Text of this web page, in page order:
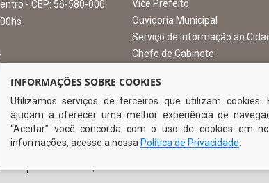
EXIBIR
- CEP: 56-580-000
O Prefeito
Vice Prefeito
Ouvidoria Municipal
Chefe de Gabinete
INFORMAÇÕES SOBRE COOKIES
Utilizamos serviços de terceiros que utilizam cookies.
ajudam a oferecer uma melhor experiência de
“Aceitar” você concorda com o uso de cookies em
informações, acesse a nossa Política de Privacidade